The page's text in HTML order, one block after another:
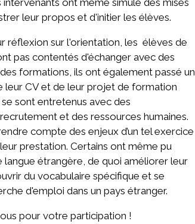
leur propos et d'initier les élèves.
réflexion sur l'orientation, les élèves de
pas contentés d'échanger avec des
formations, ils ont également passé un
leur CV et de leur projet de formation
sont entretenus avec des
et des ressources humaines.
compte des enjeux d’un tel exercice
prestation. Certains ont même pu
langue étrangère, de quoi améliorer leur
du vocabulaire spécifique et se
d'emploi dans un pays étranger.
pour votre participation !